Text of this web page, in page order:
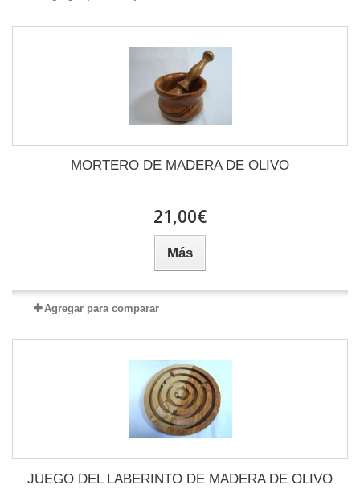
MORTERO DE MADERA DE OLIVO
21,00€
Más
Agregar para comparar
JUEGO DEL LABERINTO DE MADERA DE OLIVO